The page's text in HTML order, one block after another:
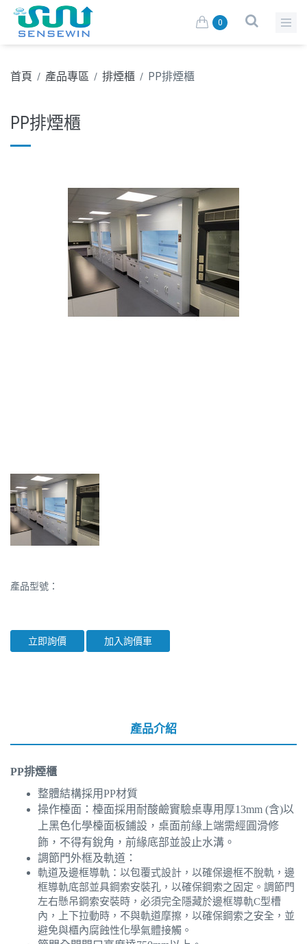
0
首頁 / 產品專區 / 排煙櫃 / PP排煙櫃
PP排煙櫃
產品型號：
立即詢價 加入詢價車
產品介紹
PP排煙櫃
整體結構採用PP材質
操作檯面：檯面採用耐酸鹼實驗桌專用厚13mm (含)以
上黑色化學檯面板鋪設，桌面前緣上端需經圓滑修
飾，不得有銳角，前緣底部並設止水溝。
調節門外框及軌道：
軌道及邊框導軌：以包覆式設計，以確保邊框不脫軌，邊
框導軌底部並具鋼索安裝孔，以確保鋼索之固定。調節門
左右懸吊鋼索安裝時，必須完全隱藏於邊框導軌C型槽
內，上下拉動時，不與軌道摩擦，以確保鋼索之安全，並
避免與櫃內腐蝕性化學氣體接觸。